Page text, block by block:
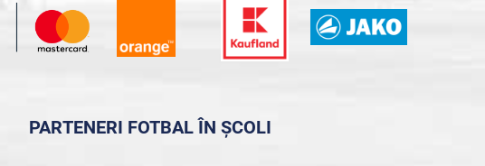
PARTENERI FOTBAL ÎN ȘCOLI